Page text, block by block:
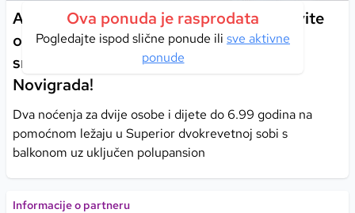
Ova ponuda je rasprodata
Pogledajte ispod slične ponude ili sve aktivne
ponude
Aminess Vival Maestral Hotel 4* I Doživite
odmor koji spaja netaknutu prirodu i
srdačnost Istre uz obalu slikovitog
Novigrada!
Dva noćenja za dvije osobe i dijete do 6.99 godina na
pomoćnom ležaju u Superior dvokrevetnoj sobi s
balkonom uz uključen polupansion
Informacije o partneru